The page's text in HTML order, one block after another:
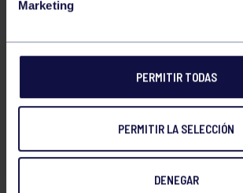
Marketing
PERMITIR TODAS
PERMITIR LA SELECCIÓN
DENEGAR
representación grupistaestará
Rodrigo Flórez– Categoría Sub15,
– Categoría Senior, 74